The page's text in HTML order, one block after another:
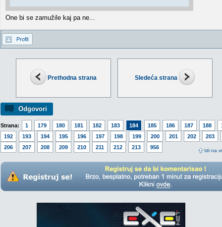
Prethodna strana Sledeća strana
Odgovori
Strana: 1 179 180 181 182 183 184 185 186 187 188
192
193 194 195 196 197 198 199 200 201 202
203
206
207 208 209 210 211 212 213 956
Idi na
One bi se zamužile kaj pa ne...
Profil